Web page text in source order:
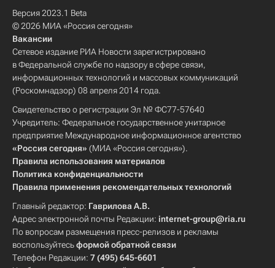
Версия 2023.1 Beta
© 2026 МИА «Россия сегодня»
Вакансии
Сетевое издание РИА Новости зарегистрировано
в Федеральной службе по надзору в сфере связи,
информационных технологий и массовых коммуникаций
(Роскомнадзор) 08 апреля 2014 года.
Свидетельство о регистрации Эл № ФС77-57640
Учредитель: Федеральное государственное унитарное
предприятие Международное информационное агентство
«Россия сегодня» (МИА «Россия сегодня»).
Правила использования материалов
Политика конфиденциальности
Правила применения рекомендательных технологий
Главный редактор: Гаврилова А.В.
Адрес электронной почты Редакции: internet-group@ria.ru
По вопросам размещения пресс-релизов и рекламы
воспользуйтесьформой обратной связи
Телефон Редакции: 7 (495) 645-6601